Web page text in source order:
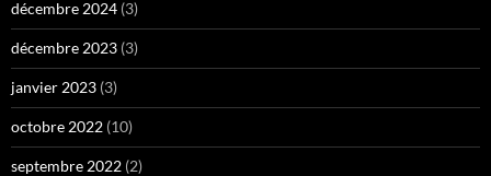
décembre 2024 (3)
décembre 2023 (3)
janvier 2023 (3)
octobre 2022 (10)
septembre 2022 (2)